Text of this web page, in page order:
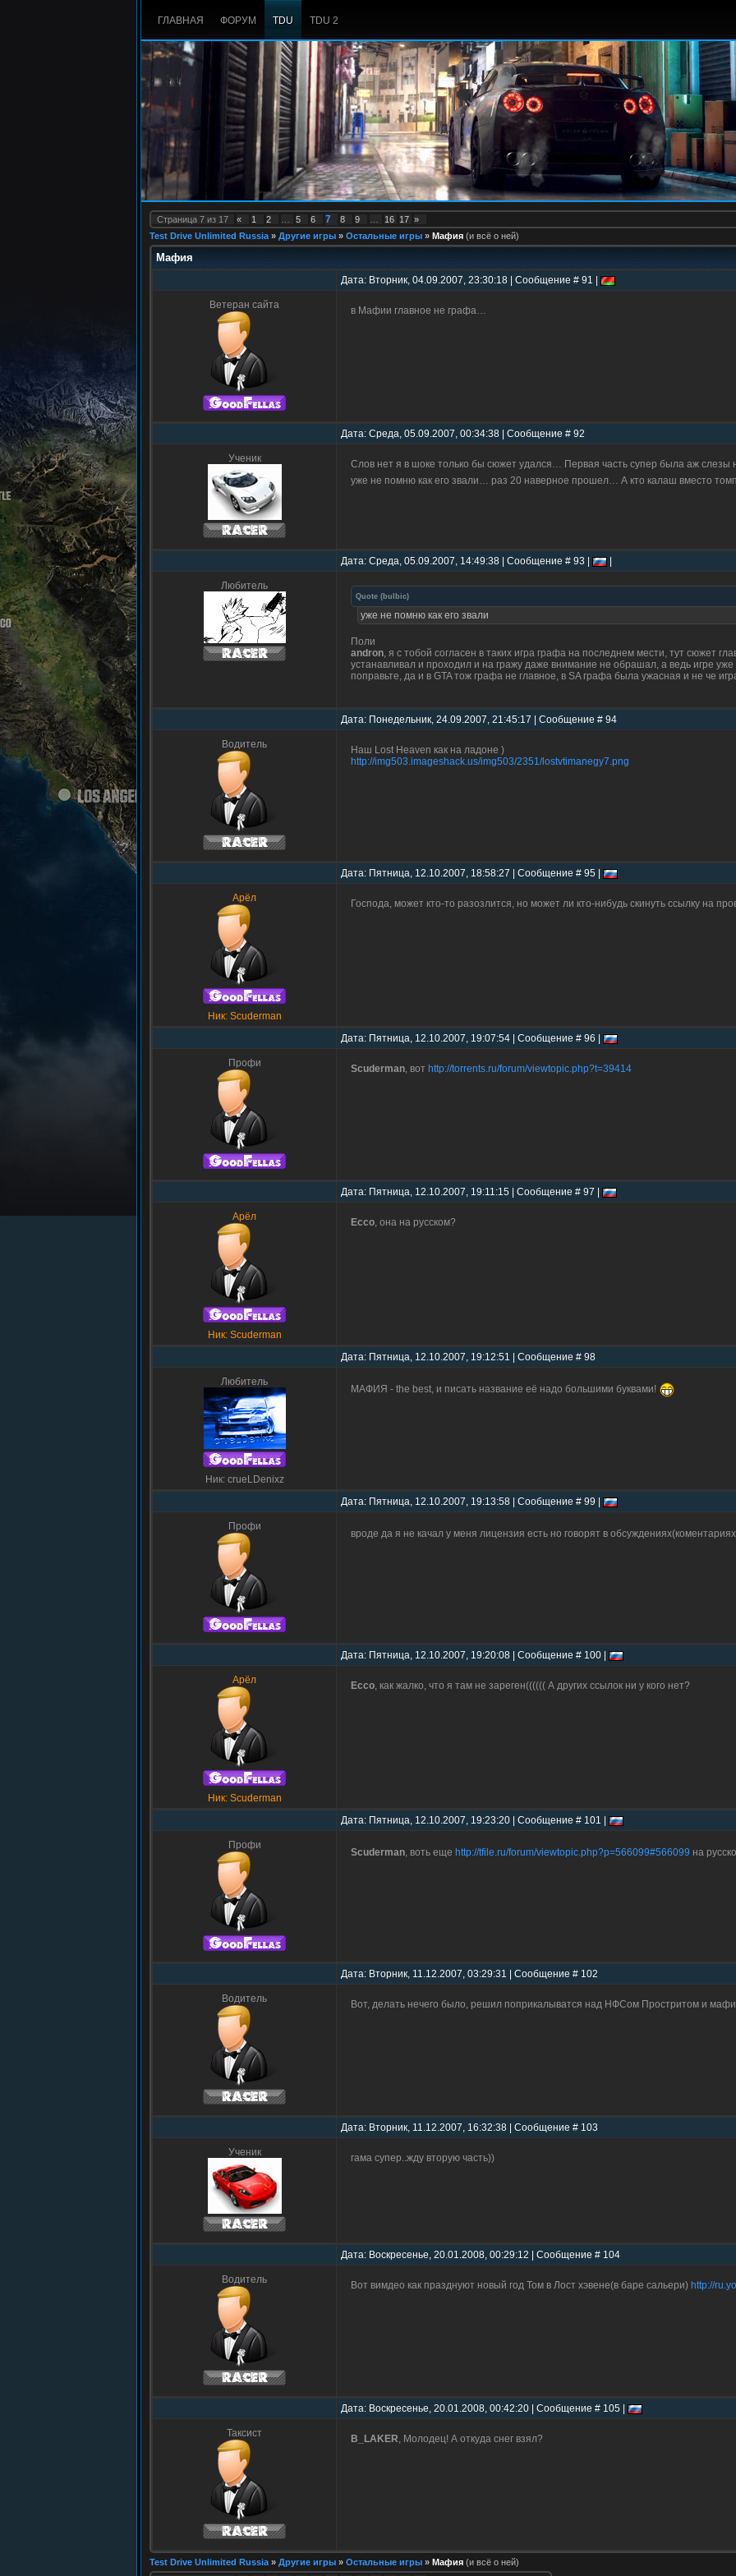
ГЛАВНАЯ ФОРУМ TDU TDU 2
Страница 7 из 17 « 1 2 5 6 7 8 9 16 17 »
Test Drive Unlimited Russia » Другие игры » Остальные игры » Мафия (и всё о ней)
Мафия
Дата: Вторник, 04.09.2007, 23:30:18 | Сообщение # 91 |
Ветеран сайта в Мафии главное не графа…
Дата: Среда, 05.09.2007, 00:34:38 | Сообщение # 92
Ученик
Слов нет я в шоке только бы сюжет удался… Первая часть супер была аж слезы
уже не помню как его звали… раз 20 наверное прошел… А кто калаш вместо
Дата: Среда, 05.09.2007, 14:49:38 | Сообщение # 93 |
Любитель
Quote ( bulbic)
уже не помню как его звали
Поли
andron, я с тобой согласен в таких игра графа на последнем мести, тут сюжет
устанавливал и проходил и на гражу даже внимание не обрашал, а ведь игре
поправьте, да и в GTA тож графа не главное, в SA графа была ужасная и не че
Дата: Понедельник, 24.09.2007, 21:45:17 | Сообщение # 94
Водитель
Наш Lost Heaven как на ладоне )
http://img503.imageshack.us/img503/2351/lostvtimanegy7.png
Дата: Пятница, 12.10.2007, 18:58:27 | Сообщение # 95 |
Арёл
Ник: Scuderman
Господа, может кто-то разозлится, но может ли кто-нибудь скинуть ссылку на
Дата: Пятница, 12.10.2007, 19:07:54 | Сообщение # 96 |
Профи Scuderman, вот http://torrents.ru/forum/viewtopic.php?t=39414
Дата: Пятница, 12.10.2007, 19:11:15 | Сообщение # 97 |
Арёл
Ник: Scuderman
Ecco, она на русском?
Дата: Пятница, 12.10.2007, 19:12:51 | Сообщение # 98
Любитель
Ник: crueLDenixz
МАФИЯ - the best, и писать название её надо большими буквами!
Дата: Пятница, 12.10.2007, 19:13:58 | Сообщение # 99 |
Профи
вроде да я не качал у меня лицензия есть но говорят в
Дата: Пятница, 12.10.2007, 19:20:08 | Сообщение # 100 |
Арёл
Ник: Scuderman
Ecco, как жалко, что я там не зареген(((((( А других ссылок ни у кого нет?
Дата: Пятница, 12.10.2007, 19:23:20 | Сообщение # 101 |
Профи
Scuderman, воть еще http://tfile.ru/forum/viewtopic.php?p=566099#566099 на
Дата: Вторник, 11.12.2007, 03:29:31 | Сообщение # 102
Водитель Вот, делать нечего было, решил поприкалыватся над НФСом Простритом и
Дата: Вторник, 11.12.2007, 16:32:38 | Сообщение # 103
Ученик гама супер..жду вторую часть))
Дата: Воскресенье, 20.01.2008, 00:29:12 | Сообщение # 104
Водитель Вот вимдео как празднуют новый год Том в Лост хэвене(в баре сальери) http://
Дата: Воскресенье, 20.01.2008, 00:42:20 | Сообщение # 105 |
Таксист B_LAKER, Молодец! А откуда снег взял?
Test Drive Unlimited Russia » Другие игры » Остальные игры » Мафия (и всё о ней)